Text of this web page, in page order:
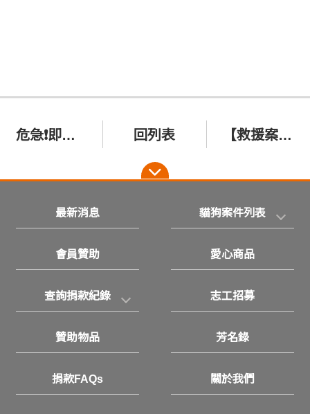
危急❗即將斷糧❗ 毛孩需要您的援助 回列表 【救援案件】2023/07/02嘉義 前庭症候群白底虎斑貓 親親
最新消息 貓狗案件列表
會員贊助 愛心商品
查詢捐款紀錄 志工招募
贊助物品 芳名錄
捐款FAQs 關於我們